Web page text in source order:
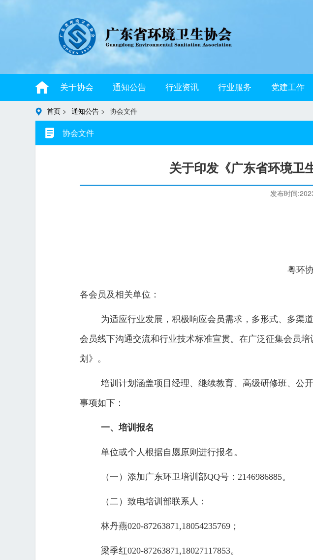
关于协会 通知公告 行业资讯 行业服务 党建工作
首页 > 通知公告 > 协会文件
协会文件
关于印发《广东省环境卫
发布时间
粤环
各会员及相关单位：
为适应行业发展，积极响应会员需求，多形式、多渠
会员线下沟通交流和行业技术标准宣贯。在广泛征集会员
划》。
培训计划涵盖项目经理、继续教育、高级研修班、公
事项如下：
一、培训报名
单位或个人根据自愿原则进行报名。
（一）添加广东环卫培训部QQ号：2146986885。
（二）致电培训部联系人：
林丹燕020-87263871,18054235769；
梁季红020-87263871,18027117853。